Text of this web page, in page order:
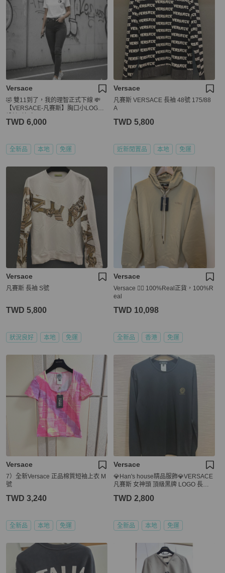
Versace
🤣 雙11到了，我的理智正式下線 💸
【VERSACE-凡賽斯】胸口小LOGO
TWD 6,000
全新品 本地 免運
Versace
凡賽斯 VERSACE 長袖 48號 175/88
A
TWD 5,800
近新閒置品 本地 免運
Versace
凡賽斯 長袖 S號
TWD 5,800
狀況良好 本地 免運
Versace
Versace 👍🏻 100%Real正貨，100%R
eal
TWD 10,098
全新品 香港 免運
Versace
7）全新Versace 正品棉質短袖上衣 M
號
TWD 3,240
全新品 本地 免運
Versace
💎Han's house精品服飾💎VERSACE
凡賽斯 女神頭 頂級黑牌 LOGO 長袖
TWD 2,800
全新品 本地 免運